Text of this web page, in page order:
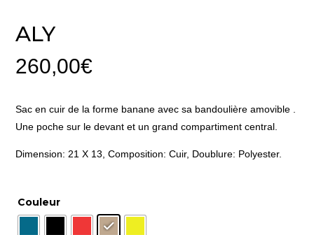
ALY
260,00€
Sac en cuir de la forme banane avec sa bandoulière amovible .
Une poche sur le devant et un grand compartiment central.
Dimension: 21 X 13, Composition: Cuir, Doublure: Polyester.
Couleur